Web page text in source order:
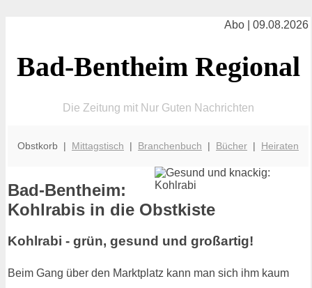
Abo | 09.08.2026
Bad-Bentheim Regional
Die Zeitung mit Nur Guten Nachrichten
Obstkorb | Mittagstisch | Branchenbuch | Bücher | Heiraten
Bad-Bentheim:
Kohlrabis in die Obstkiste
Kohlrabi - grün, gesund und großartig!
Beim Gang über den Marktplatz kann man sich ihm kaum